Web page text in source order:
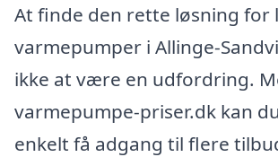
At finde den rette løsning for
varmepumper i Allinge-
ikke at være en udfordring.
varmepumpe-priser.dk kan
enkelt få adgang til flere